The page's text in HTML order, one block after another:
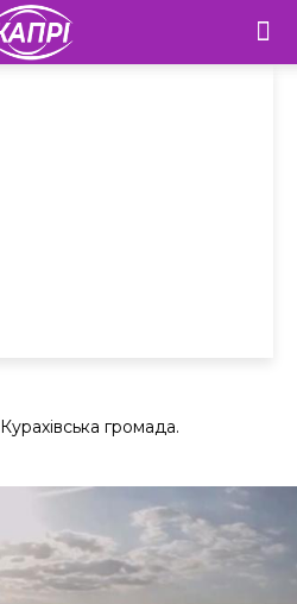
Курахівська громада.